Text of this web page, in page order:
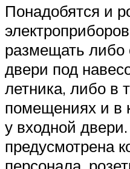
Понадобятся и
размещать либо
двери под
летника, либо в
помещениях и в
у входной
предусмотрена